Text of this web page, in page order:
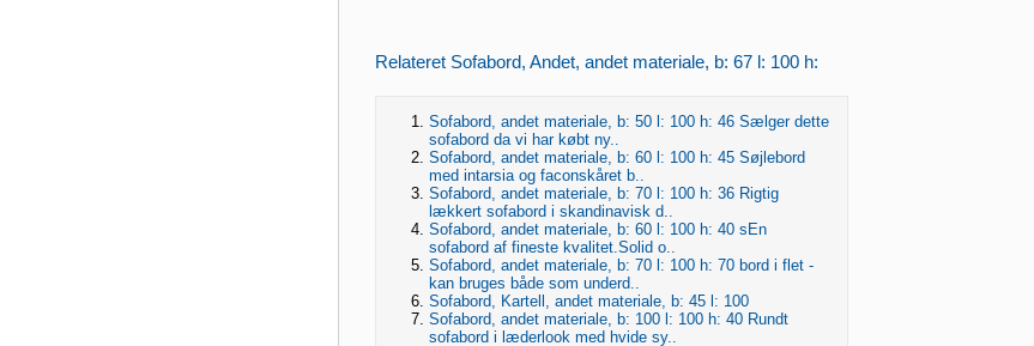
Relateret Sofabord, Andet, andet materiale, b: 67 l: 100 h:
Sofabord, andet materiale, b: 50 l: 100 h: 46 Sælger dette
sofabord da vi har købt ny..
Sofabord, andet materiale, b: 60 l: 100 h: 45 Søjlebord
med intarsia og faconskåret b..
Sofabord, andet materiale, b: 70 l: 100 h: 36 Rigtig
lækkert sofabord i skandinavisk d..
Sofabord, andet materiale, b: 60 l: 100 h: 40 sEn
sofabord af fineste kvalitet.Solid o..
Sofabord, andet materiale, b: 70 l: 100 h: 70 bord i flet -
kan bruges både som underd..
Sofabord, Kartell, andet materiale, b: 45 l: 100
Sofabord, andet materiale, b: 100 l: 100 h: 40 Rundt
sofabord i læderlook med hvide sy..